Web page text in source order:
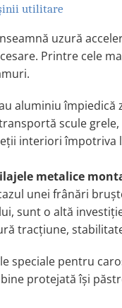
utilitare
uzură
Printre cele
aluminiu
scule
interiori
metalice
unei frânări
sunt o altă
tracţiune,
speciale pentru
protejată îşi